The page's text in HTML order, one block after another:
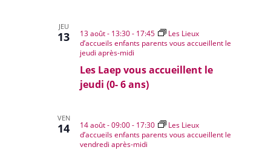
JEU
13
Les Laep vous accueillent le
jeudi (0- 6 ans)
13 août - 13:30- 17:45
Les Lieux
d’accueils enfants parents vous accueillent le
jeudi après-midi
VEN
14 14 août - 09:00- 17:30
Les Lieux
d’accueils enfants parents vous accueillent le
vendredi après-midi